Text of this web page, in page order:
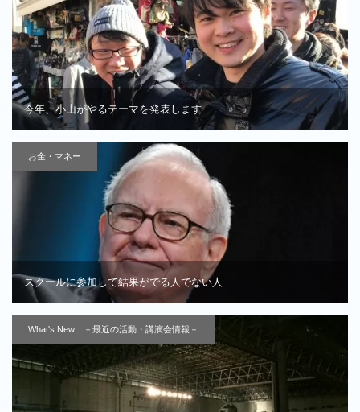
今年、小山がやるテーマを発表します
お金・マネー
スクールに参加して結果がでる人でない人
What's New －最近の活動・講演会情報－